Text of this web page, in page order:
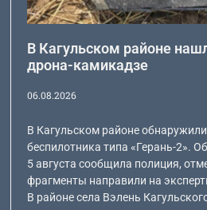
В Кагульском районе
дрона-камикадзе
06.08.2026
В Кагульском районе
беспилотника типа «Герань-2».
5 августа сообщила полиция,
фрагменты направили на
В районе села Вэлень